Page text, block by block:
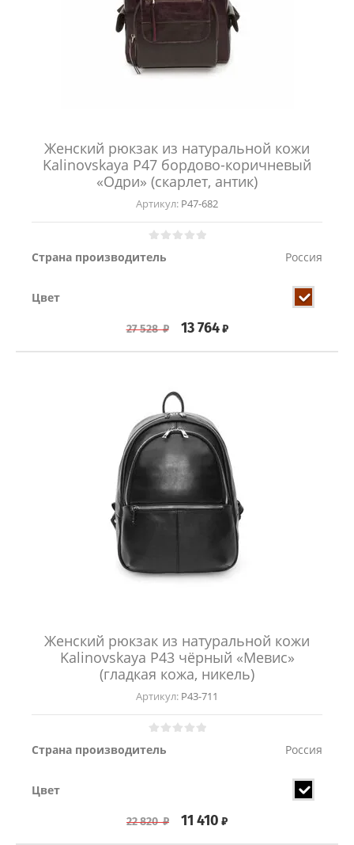
Женский рюкзак из натуральной кожи
Kalinovskaya Р47 бордово-коричневый
«Одри» (скарлет, антик)
Артикул: Р47-682
Страна производитель Россия
Цвет
27 528₽ 13 764₽
Женский рюкзак из натуральной кожи
Kalinovskaya Р43 чёрный «Мевис»
(гладкая кожа, никель)
Артикул: Р43-711
Страна производитель Россия
Цвет
22 820₽ 11 410 ₽